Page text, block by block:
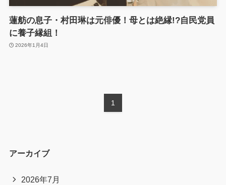
蓮舫の息子・村田琳は元俳優！母とは絶縁!?自民党員
に養子縁組！
2026年1月4日
1
アーカイブ
2026年7月